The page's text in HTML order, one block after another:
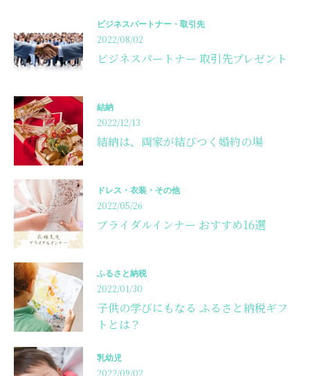
ビジネスパートナー・取引先
2022/08/02
ビジネスパートナー 取引先プレゼント
結納
2022/12/13
結納は、両家が結びつく婚約の場
ドレス・衣装・その他
2022/05/26
ブライダルインナー おすすめ16選
ふるさと納税
2022/01/30
子供の学びにもなる ふるさと納税ギフ
トとは？
乳幼児
2022/09/02